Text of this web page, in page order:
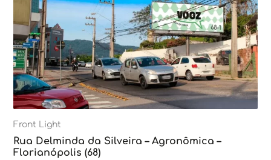
Front Light
Rua Delminda da Silveira – Agronômica –
Florianópolis (68)